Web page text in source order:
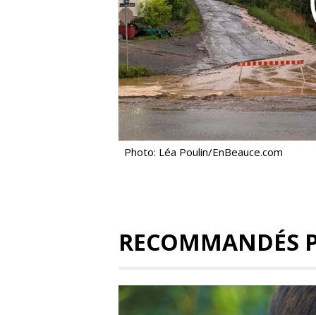
Photo: Léa Poulin/EnBeauce.com
RECOMMANDÉS